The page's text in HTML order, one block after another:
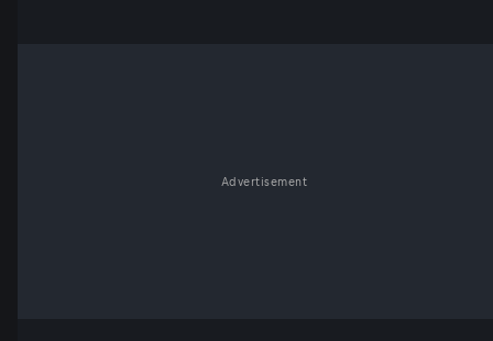
Advertisement